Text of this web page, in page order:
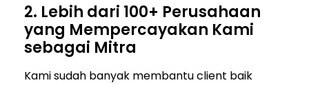
2. Lebih dari 100+ Perusahaan
yang Mempercayakan Kami
sebagai Mitra
Kami sudah banyak membantu client baik